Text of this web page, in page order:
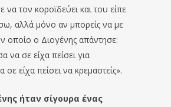
να τον κοροϊδεύει και του είπε
αλλά μόνο αν μπορείς να με
οποίο ο Διογένης απάντησε:
να σε είχα πείσει για
σε είχα πείσει να κρεμαστείς».
ήταν σίγουρα ένας